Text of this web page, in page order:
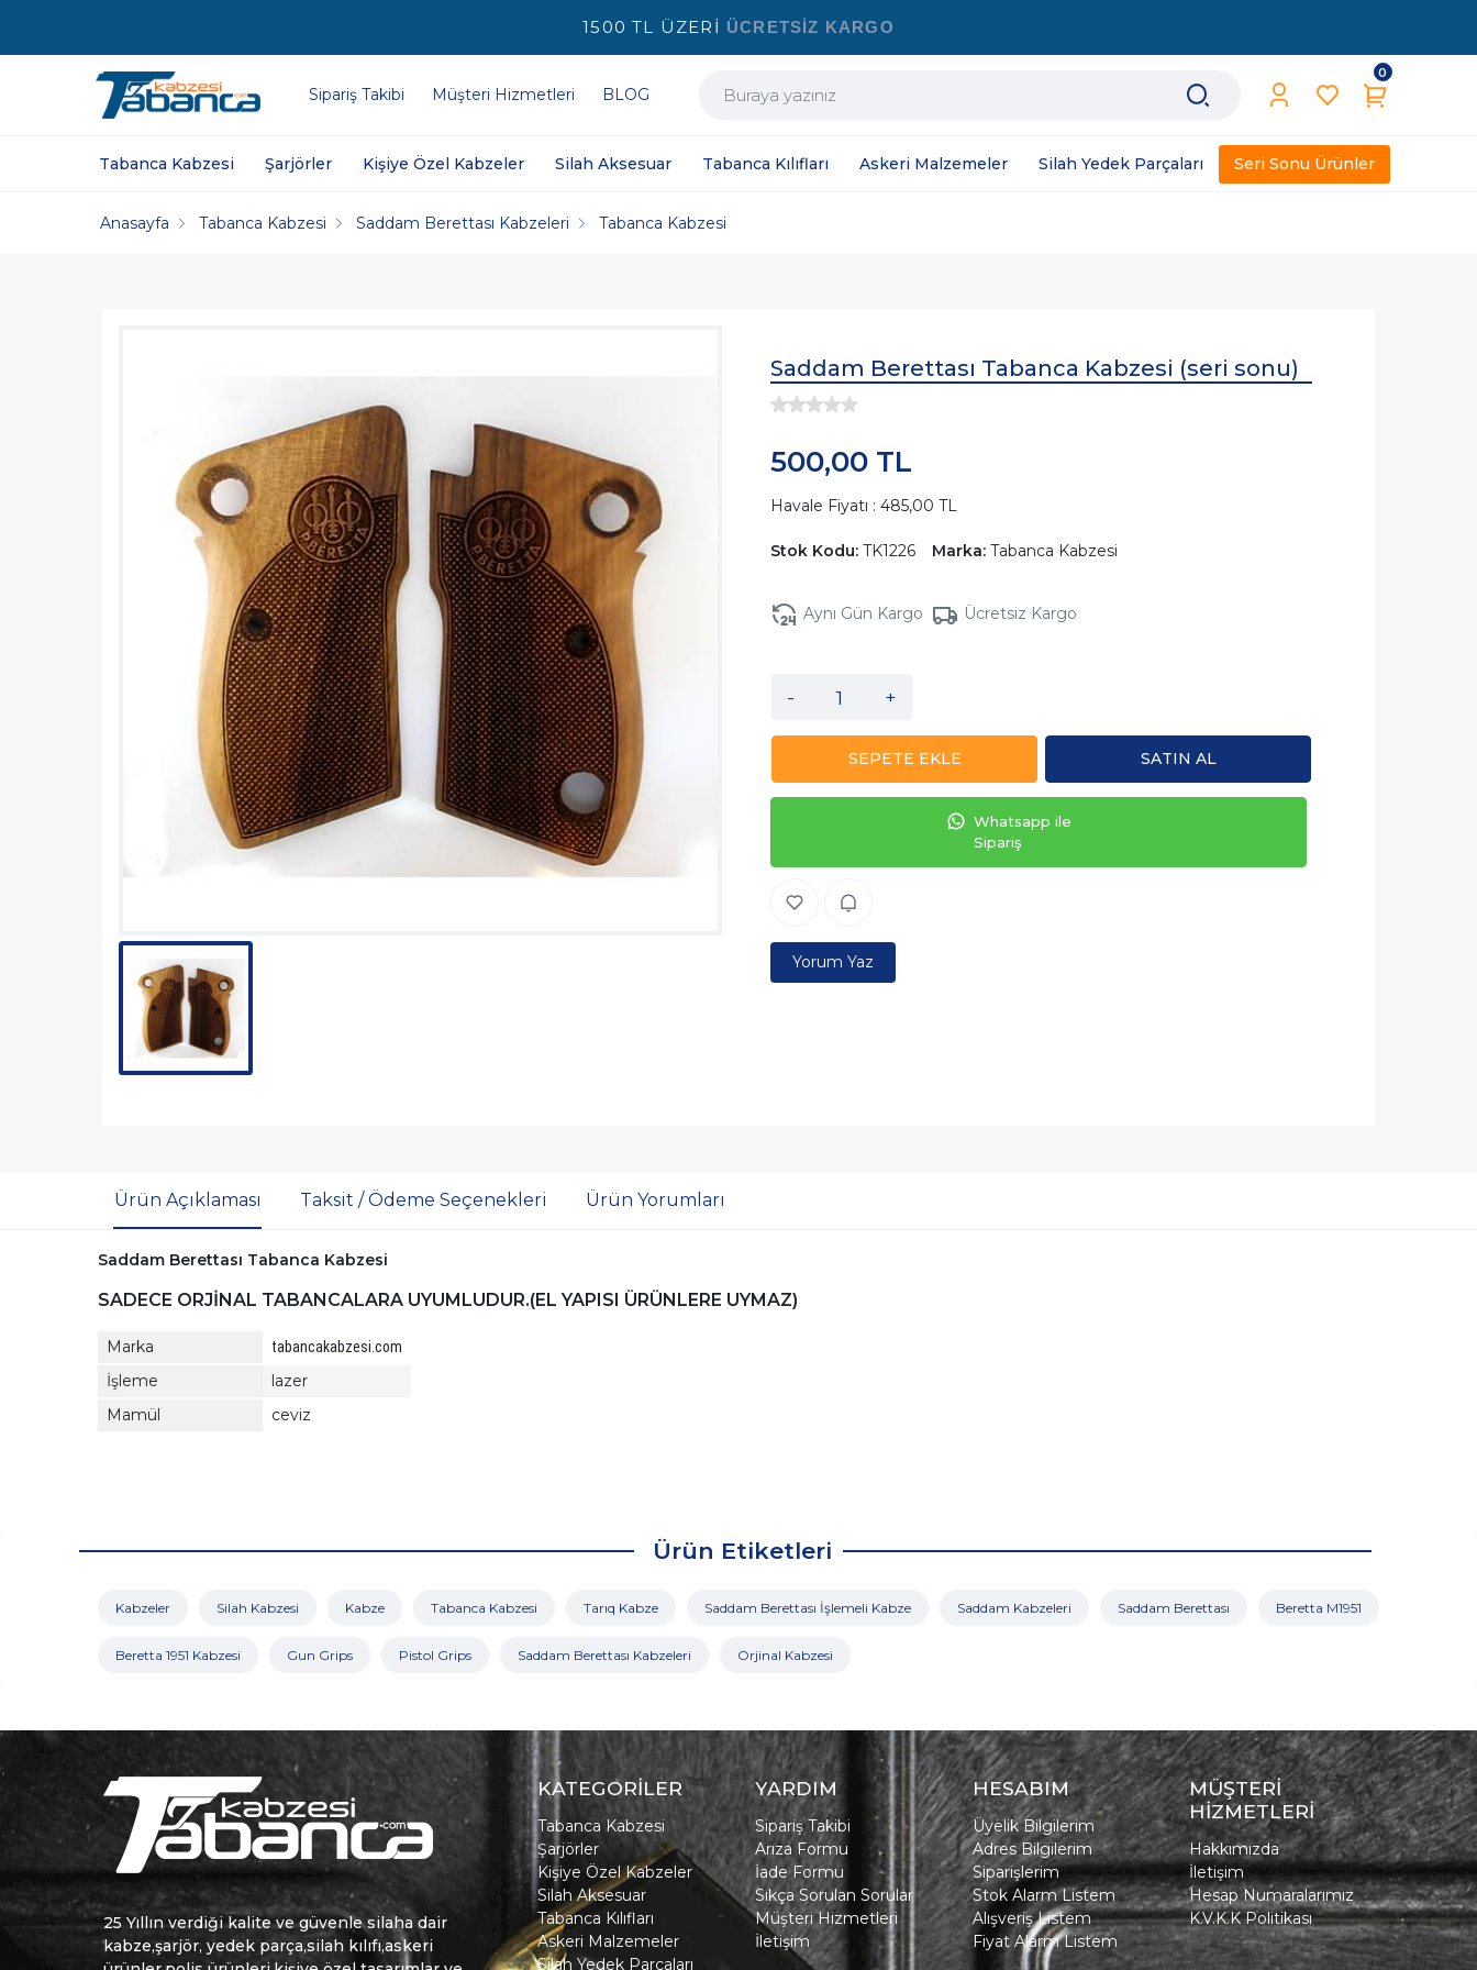
1500 TL ÜZERİ ÜCRETSİZ KARGO
Sipariş Takibi Müşteri Hizmetleri BLOG
0
Tabanca Kabzesi Şarjörler Kişiye Özel Kabzeler Silah Aksesuar Tabanca Kılıfları Askeri Malzemeler Silah Yedek Parçaları Seri Sonu Ürünler
Anasayfa Tabanca Kabzesi Saddam Berettası Kabzeleri Tabanca Kabzesi
Saddam Berettası Tabanca Kabzesi (seri sonu)
500,00 TL
Havale Fiyatı : 485,00 TL
Stok Kodu: TK1226 Marka: Tabanca Kabzesi
Aynı Gün Kargo Ücretsiz Kargo
- +
SEPETE EKLE SATIN AL
Whatsapp ile
Sipariş
Yorum Yaz
Ürün Açıklaması Taksit / Ödeme Seçenekleri Ürün Yorumları
Saddam Berettası Tabanca Kabzesi
SADECE ORJİNAL TABANCALARA UYUMLUDUR.(EL YAPISI ÜRÜNLERE UYMAZ)
Marka tabancakabzesi.com
İşleme
lazer
Mamül
ceviz
Ürün Etiketleri
Kabzeler Silah Kabzesi Kabze Tabanca Kabzesi Tarıq Kabze Saddam Berettası İşlemeli Kabze Saddam Kabzeleri Saddam Berettası Beretta M1951
Beretta 1951 Kabzesi Gun Grips Pistol Grips Saddam Berettası Kabzeleri Orjinal Kabzesi
25 Yıllın verdiği kalite ve güvenle silaha dair
kabze,şarjör, yedek parça,silah kılıfı,askeri
KATEGORİLER
Tabanca Kabzesi
Şarjörler
Kişiye Özel Kabzeler
Silah Aksesuar
Tabanca Kılıfları
Askeri Malzemeler
Silah Yedek Parçaları
YARDIM
Sipariş Takibi
Arıza Formu
İade Formu
Sıkça Sorulan Sorular
Müşteri Hizmetleri
İletişim
HESABIM
Üyelik Bilgilerim
Adres Bilgilerim
Siparişlerim
Stok Alarm Listem
Alışveriş Listem
Fiyat Alarm Listem
MÜŞTERİ
HİZMETLERİ
Hakkımızda
İletişim
Hesap Numaralarımız
K.V.K.K Politikası